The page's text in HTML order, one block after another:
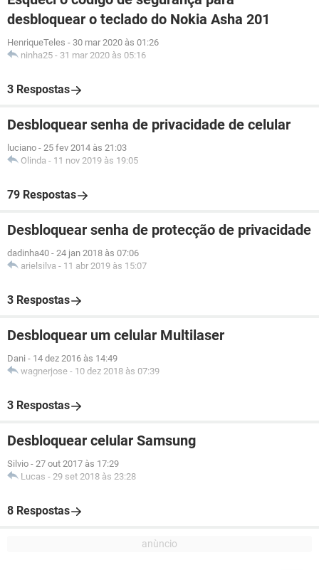
desbloquear o teclado do Nokia Asha 201
HenriqueTeles - 30 mar 2020 às 01:26
ninha25 - 31 mar 2020 às 05:16
3 Respostas
Desbloquear senha de privacidade de celular
luciano - 25 fev 2014 às 21:03
Olinda - 11 nov 2019 às 19:05
79 Respostas
Desbloquear senha de protecção de privacidade
dadinha40 - 24 jan 2018 às 07:06
arielsilva - 11 abr 2019 às 15:07
3 Respostas
Desbloquear um celular Multilaser
Dani - 14 dez 2016 às 14:49
wagnerjose - 10 dez 2018 às 07:39
3 Respostas
Desbloquear celular Samsung
Silvio - 27 out 2017 às 17:29
Lucas - 29 set 2018 às 23:28
8 Respostas